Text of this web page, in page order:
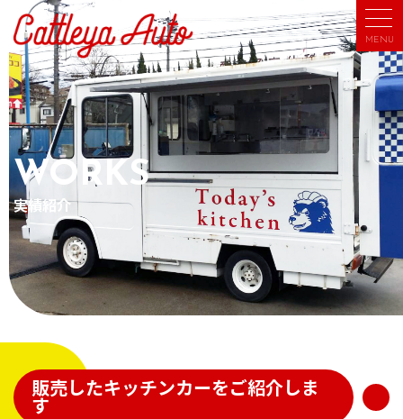
MENU
WORKS
実績紹介
販売したキッチンカーをご紹介しま
す